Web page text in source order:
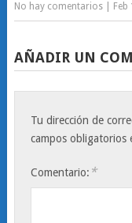
No hay comentarios| Feb
AÑADIR UN
Tu dirección de
campos obligatorios
Comentario: *